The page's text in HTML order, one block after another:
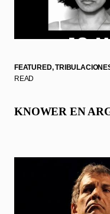
FEATURED,
READ
KNOWER EN